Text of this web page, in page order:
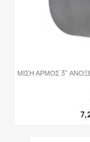
ΜΙΣΗ ΑΡΜΟΣ 3"